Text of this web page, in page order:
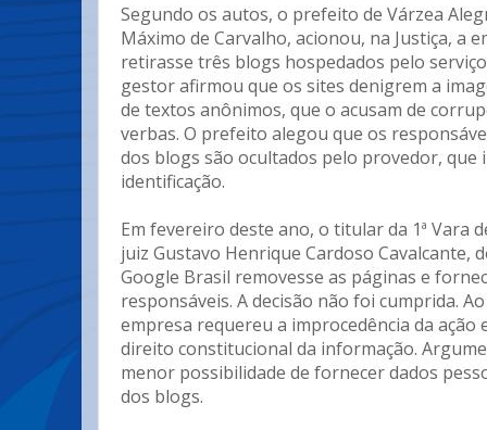
Segundo os autos, o prefeito de Várzea
Máximo de Carvalho, acionou, na Justiça, a
retirasse três blogs hospedados pelo
gestor afirmou que os sites denigrem a
de textos anônimos, que o acusam de
verbas. O prefeito alegou que os
dos blogs são ocultados pelo provedor, que
identificação.
Em fevereiro deste ano, o titular da 1ª Vara
juiz Gustavo Henrique Cardoso Cavalcante,
Google Brasil removesse as páginas e
responsáveis. A decisão não foi cumprida.
empresa requereu a improcedência da ação
direito constitucional da informação.
menor possibilidade de fornecer dados
dos blogs.